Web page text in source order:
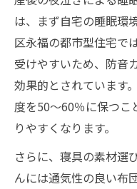
睡眠の悩み
保健師や専門
赤ちゃんの夜泣
夜泣きがひ
家庭ででき
夜泣きが始ま
年齢別に見
赤ちゃんの
は、まず自宅の睡眠環
区永福の都市型住宅で
受けやすいため、防音
効果的とされています
度を50〜60％に保つこ
りやすくなります。
さらに、寝具の素材選
んには通気性の良い布